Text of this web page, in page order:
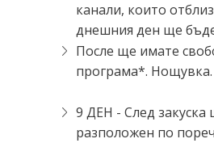
канали, които
днешния ден ще
После ще имате
програма*. Нощувка.
9 ДЕН - След
разположен по